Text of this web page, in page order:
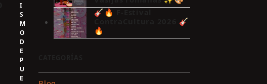
🎸🔥 F-Estival
ContraCultura 2026 🎸
🔥
I
S
M
O
D
E
P
U
E